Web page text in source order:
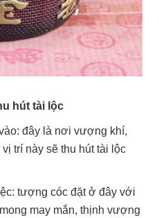
hút tài lộc
đây là nơi vượng khí,
trí này sẽ thu hút tài lộc
tượng cóc đặt ở đây với
may mắn, thịnh vượng